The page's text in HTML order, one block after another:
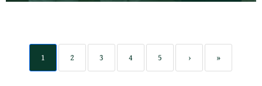
1 2 3 4 5 › »